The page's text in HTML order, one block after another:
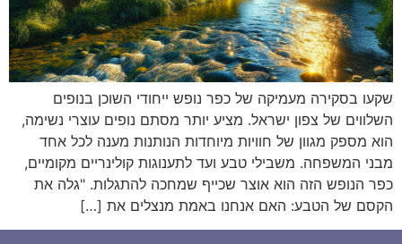
שקעו בסקירה מעמיקה של כפר נופש ייחודי השוכן בנופים
השלווים של צפון ישראל. מציע יותר מסתם נופים עוצרי נשימה,
הוא מספק מגוון של חוויות מיוחדות הנותנות מענה לכל אחד
מבני המשפחה. משבילי טבע ועד לתענוגות קולינריים מקומיים,
כפר הנופש הזה הוא אוצר שכייף שמחכה להתגלות. "גלה את
הקסם של הטבע: האם אנחנו באמת מנצלים את […]